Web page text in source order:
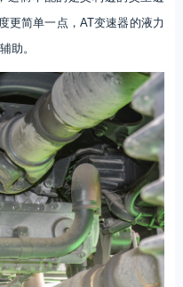
更简单一点，AT变速器的液力
助。